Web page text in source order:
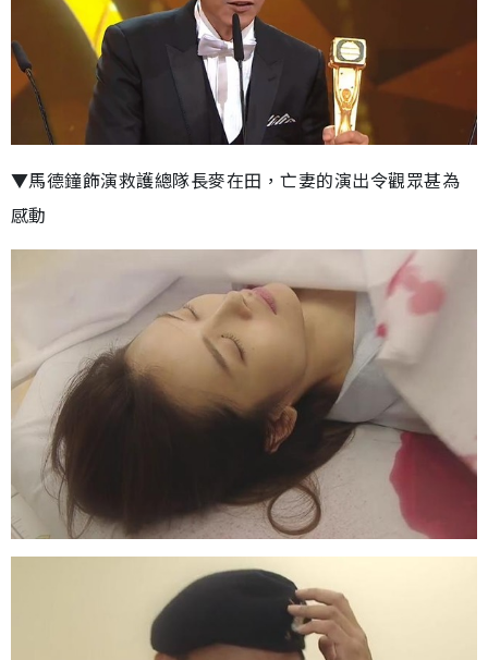
▼馬德鐘飾演救護總隊長麥在田，亡妻的演出令觀眾甚為
感動